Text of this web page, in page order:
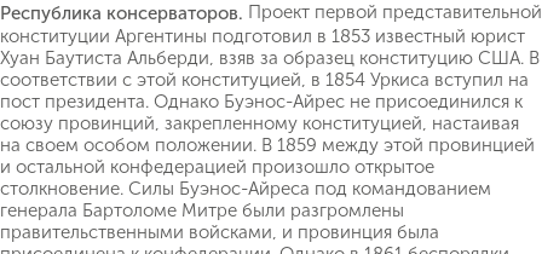
Республика консерваторов. Проект первой представительной
конституции Аргентины подготовил в 1853 известный юрист
Хуан Баутиста Альберди, взяв за образец конституцию США. В
соответствии с этой конституцией, в 1854 Уркиса вступил на
пост президента. Однако Буэнос-Айрес не присоединился к
союзу провинций, закрепленному конституцией, настаивая
на своем особом положении. В 1859 между этой провинцией
и остальной конфедерацией произошло открытое
столкновение. Силы Буэнос-Айреса под командованием
генерала Бартоломе Митре были разгромлены
правительственными войсками, и провинция была